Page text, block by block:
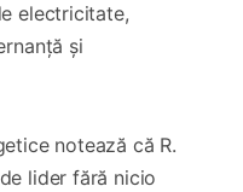
electricitate,
și
notează că R.
lider fără nicio